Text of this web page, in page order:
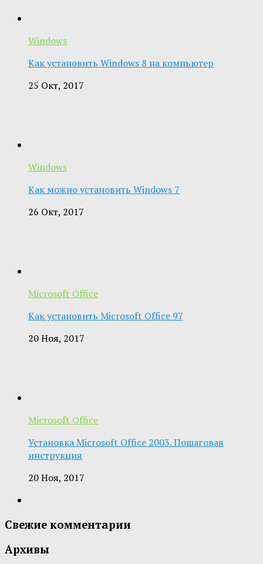
Windows
Как установить Windows 8 на компьютер
25 Окт, 2017
Windows
Как можно установить Windows 7
26 Окт, 2017
Microsoft Office
Как установить Microsoft Office 97
20 Ноя, 2017
Microsoft Office
Установка Microsoft Office 2003. Пошаговая
инструкция
20 Ноя, 2017
Свежие комментарии
Архивы